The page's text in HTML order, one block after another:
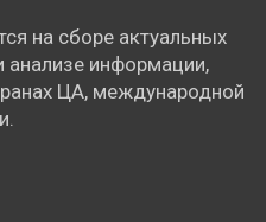
на сборе актуальных
анализе информации,
ЦА, международной